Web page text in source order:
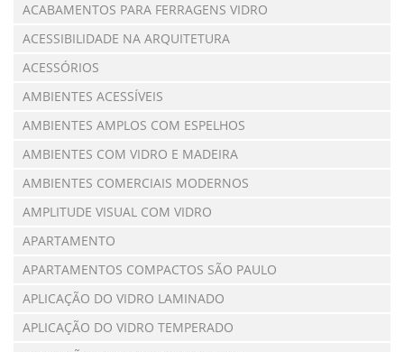
ACABAMENTOS PARA FERRAGENS VIDRO
ACESSIBILIDADE NA ARQUITETURA
ACESSÓRIOS
AMBIENTES ACESSÍVEIS
AMBIENTES AMPLOS COM ESPELHOS
AMBIENTES COM VIDRO E MADEIRA
AMBIENTES COMERCIAIS MODERNOS
AMPLITUDE VISUAL COM VIDRO
APARTAMENTO
APARTAMENTOS COMPACTOS SÃO PAULO
APLICAÇÃO DO VIDRO LAMINADO
APLICAÇÃO DO VIDRO TEMPERADO